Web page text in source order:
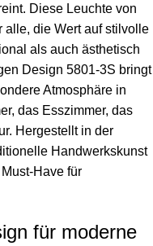
Diese Leuchte von
alle, die Wert auf stilvolle
als auch ästhetisch
Design 5801-3S bringt
Atmosphäre in
das Esszimmer, das
Hergestellt in der
Handwerkskunst
Have für
für moderne